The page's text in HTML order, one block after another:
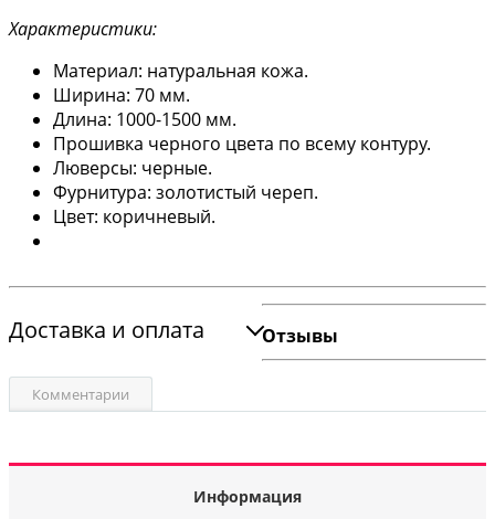
Характеристики:
Материал: натуральная кожа.
Ширина: 70 мм.
Длина: 1000-1500 мм.
Прошивка черного цвета по всему контуру.
Люверсы: черные.
Фурнитура: золотистый череп.
Цвет: коричневый.
Доставка и оплата Отзывы
Комментарии
Информация